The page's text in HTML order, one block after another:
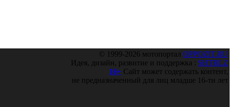
© 1999-2026 мотопортал OPPOZIT.RU
Идея, дизайн, развитие и поддержка : SHTRLZ
16+ Сайт может содержать контент,
не предназначенный для лиц младше 16-ти лет